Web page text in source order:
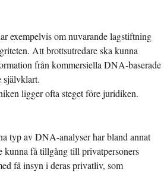
exempelvis om nuvarande lagstiftning
Att brottsutredare ska kunna
från kommersiella DNA-baserade
självklart.
ligger ofta steget före juridiken.
typ av DNA-analyser har bland annat
kunna få tillgång till privatpersoners
få insyn i deras privatliv, som